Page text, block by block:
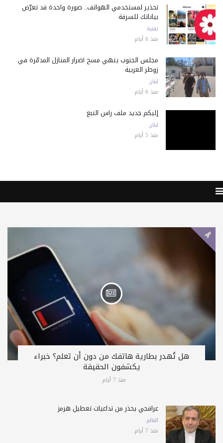
تحذير لمستخدمي الهواتف.. صورة واحدة قد تعرّض
بياناتك للسرقة
تقنية
منذ 6 أيام
مجلس الجنوب ينهي مسح أضرار المنازل المدمّرة في
زوطر الغربية
لبنان
منذ 6 أيام
إليكم جديد ملف رأس النبع
لبنان
منذ 5 أيام
هل تُهدر بطارية هاتفك من دون أن تعلم؟ خبراء
يكشفون الحقيقة
منذ 7 أيام
عراقجي يحذّر من تداعيات تعطيل هرمز
العالم
منذ 7 أيام